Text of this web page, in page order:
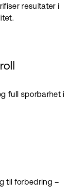
resultater i
full sporbarhet i
til forbedring –